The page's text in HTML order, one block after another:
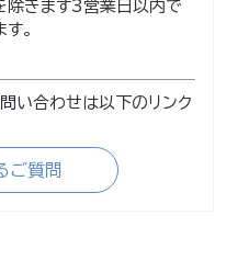
除きます3営業日以内で
。
い合わせは以下のリンク
ご質問